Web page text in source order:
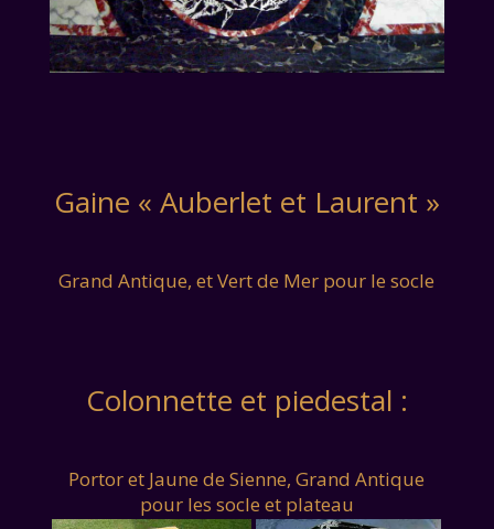
Gaine « Auberlet et Laurent »
Grand Antique, et Vert de Mer pour le socle
Colonnette et piedestal :
Portor et Jaune de Sienne, Grand Antique
pour les socle et plateau